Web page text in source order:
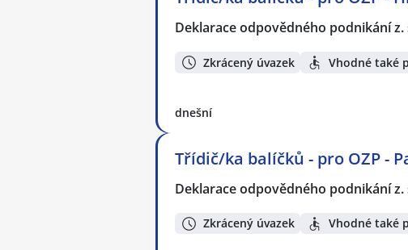
Deklarace odpovědného podnikání z.
Zkrácený úvazek Vhodné také
dnešní
Třídič/ka balíčků - pro OZP -
Deklarace odpovědného podnikání z.
Zkrácený úvazek Vhodné také